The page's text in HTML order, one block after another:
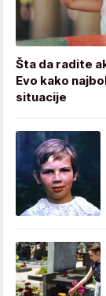
Šta da radite
Evo kako
situacije